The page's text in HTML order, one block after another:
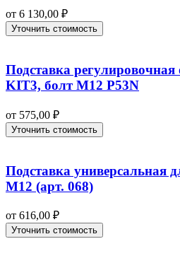
от 6 130,00 ₽
Уточнить стоимость
Подставка
KIT3, болт М12 P53N
от 575,00 ₽
Уточнить стоимость
Подставка универсальная
М12 (арт. 068)
от 616,00 ₽
Уточнить стоимость